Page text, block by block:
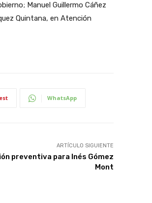
Manuel Guillermo Cáñez
Quintana, en Atención
WhatsApp
ARTÍCULO SIGUIENTE
preventiva para Inés Gómez
Mont